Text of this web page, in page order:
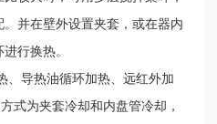
并在壁外设置夹套，或在器内
行换热。
、导热油循环加热、远红外加
式为夹套冷却和内盘管冷却，